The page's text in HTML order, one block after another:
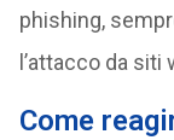
phishing,
l’attacco da siti
Come